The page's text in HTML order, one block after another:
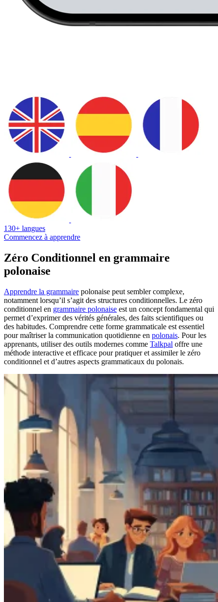
130+ langues
Commencez à apprendre
Zéro Conditionnel en grammaire
polonaise
Apprendre la grammaire polonaise peut sembler complexe,
notamment lorsqu’il s’agit des structures conditionnelles. Le zéro
conditionnel en grammaire polonaise est un concept fondamental qui
permet d’exprimer des vérités générales, des faits scientifiques ou
des habitudes. Comprendre cette forme grammaticale est essentiel
pour maîtriser la communication quotidienne en polonais. Pour les
apprenants, utiliser des outils modernes comme Talkpal offre une
méthode interactive et efficace pour pratiquer et assimiler le zéro
conditionnel et d’autres aspects grammaticaux du polonais.